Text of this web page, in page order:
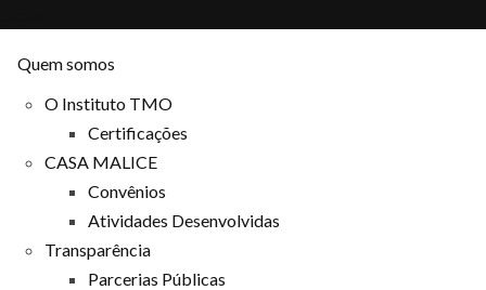
Quem somos
O Instituto TMO
Certificações
CASA MALICE
Convênios
Atividades Desenvolvidas
Transparência
Parcerias Públicas